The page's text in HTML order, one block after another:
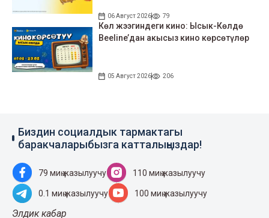
06 Август 2026 79
Көл жээгиндеги кино: Ысык-Көлдө
Beeline’дан акысыз кино көрсөтүлөр
05 Август 2026 206
Биздин социалдык тармактагы
баракчаларыбызга катталыңыздар!
79 миң жазылуучу 110 миң жазылуучу
0.1 миң жазылуучу 100 миң жазылуучу
Элдик кабар